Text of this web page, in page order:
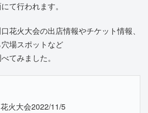
て行われます。
花火大会の出店情報やチケット情報、
場スポットなど
てみました。
火大会2022/11/5